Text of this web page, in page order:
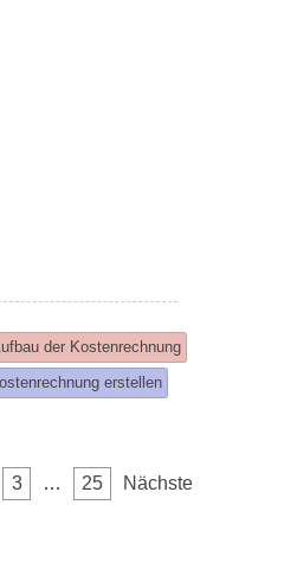
der Kostenrechnung
erstellen
3 … 25 Nächste